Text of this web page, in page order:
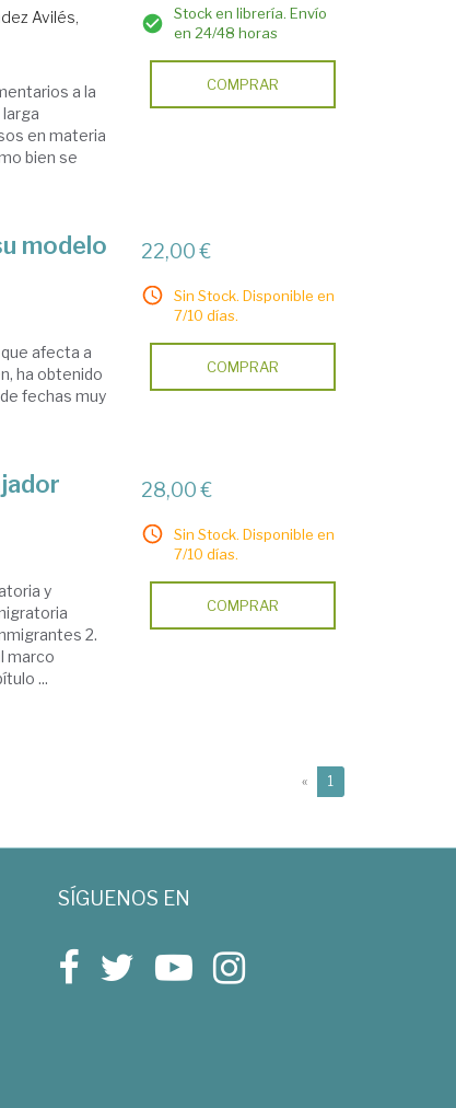
Avilés,
a la
en materia
bien se
Stock en librería. Envío
en 24/48 horas
COMPRAR
modelo
afecta a
ha obtenido
fechas muy
22,00 €
Sin Stock. Disponible en
7/10 días.
COMPRAR
y
2.
marco
...
28,00 €
Sin Stock. Disponible en
7/10 días.
COMPRAR
« 1
SÍGUENOS EN